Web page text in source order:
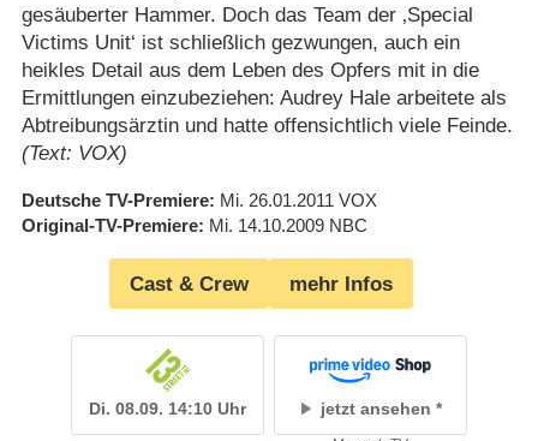
gesäuberter Hammer. Doch das Team der ‚Special
Victims Unit‘ ist schließlich gezwungen, auch ein
heikles Detail aus dem Leben des Opfers mit in die
Ermittlungen einzubeziehen: Audrey Hale arbeitete als
Abtreibungsärztin und hatte offensichtlich viele Feinde.
(Text: VOX)
Deutsche TV-Premiere Mi. 26.01.2011 VOX
Original-TV-Premiere Mi. 14.10.2009 NBC
Cast & Crew mehr Infos
Di. 08.09. 14:10 Uhr jetzt ansehen